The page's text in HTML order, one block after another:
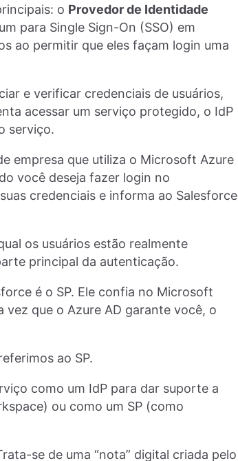
o Provedor de Identidade
para Single Sign-On (SSO) em
ao permitir que eles façam login uma
e verificar credenciais de usuários,
acessar um serviço protegido, o IdP
serviço.
empresa que utiliza o Microsoft Azure
você deseja fazer login no
credenciais e informa ao Salesforce
os usuários estão realmente
principal da autenticação.
é o SP. Ele confia no Microsoft
que o Azure AD garante você, o
ao SP.
como um IdP para dar suporte a
ou como um SP (como
se de uma “nota” digital criada pelo